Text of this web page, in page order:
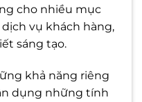
cho nhiều mục
vụ khách hàng,
sáng tạo.
khả năng riêng
dụng những tính